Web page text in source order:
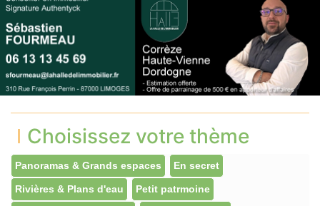
Choisissez votre thème
Panoramas & Grands espaces En secret
Rivières & Plans d'eau Petit patrmoine